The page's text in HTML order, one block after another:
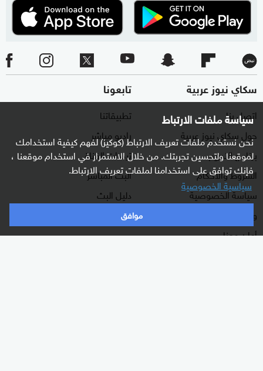
سياسة ملفات الارتباط
نحن نستخدم ملفات تعريف الارتباط (كوكيز) لفهم كيفية استخدامك
لموقعنا ولتحسين تجربتك. من خلال الاستمرار في استخدام موقعنا ،
فإنك توافق على استخدامنا لملفات تعريف الارتباط.
سياسية الخصوصية
موافق
سكاي نيوز عربية
اتصل بنا
حول سكاي نيوز عربية
برنامج التدريب
الشروط والأحكام
سياسة الخصوصية
وظائف شاغرة
أعلن معنا
تابعونا
تطبيقاتنا
راديو مباشر
ترددات القناة
البث المباشر
دليل البث